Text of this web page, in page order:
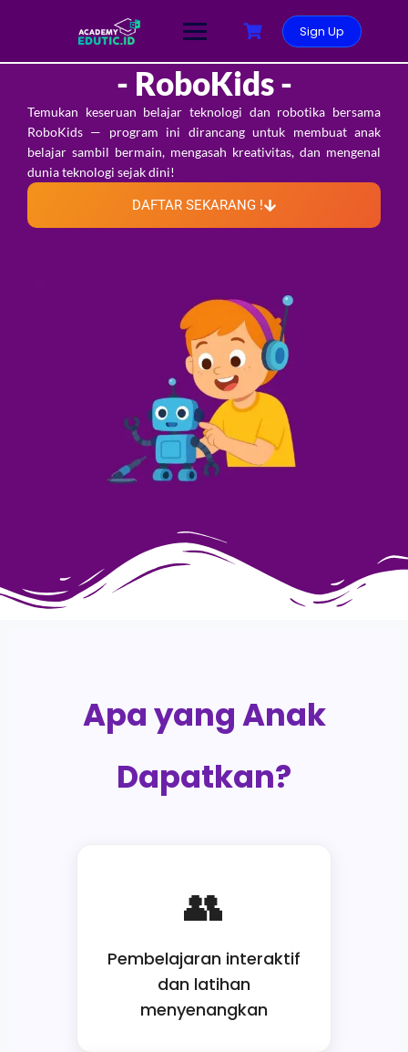
Sign Up
- RoboKids -
Temukan keseruan belajar teknologi dan robotika bersama
RoboKids — program ini dirancang untuk membuat anak
belajar sambil bermain, mengasah kreativitas, dan mengenal
dunia teknologi sejak dini!
DAFTAR SEKARANG !
Apa yang Anak
Dapatkan?
Pembelajaran interaktif
dan latihan
menyenangkan